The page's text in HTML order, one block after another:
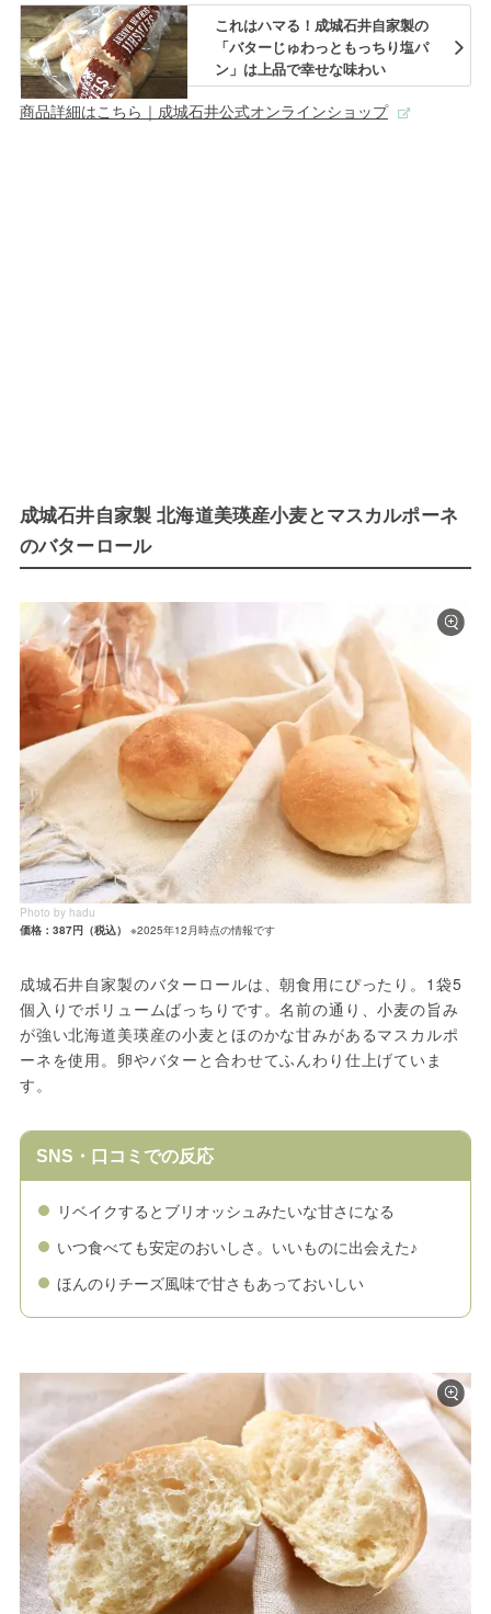
これはハマる！成城石井自家製の
「バターじゅわっともっちり塩パ
ン」は上品で幸せな味わい
商品詳細はこちら｜成城石井公式オンラインショップ
成城石井自家製 北海道美瑛産小麦とマスカルポーネ
のバターロール
Photo by hadu
価格：387円（税込）
※2025年12月時点の情報です
成城石井自家製のバターロールは、朝食用にぴったり。1袋5
個入りでボリュームばっちりです。名前の通り、小麦の旨み
が強い北海道美瑛産の小麦とほのかな甘みがあるマスカルポ
ーネを使用。卵やバターと合わせてふんわり仕上げていま
す。
SNS・口コミでの反応
リベイクするとブリオッシュみたいな甘さになる
いつ食べても安定のおいしさ。いいものに出会えた♪
ほんのりチーズ風味で甘さもあっておいしい